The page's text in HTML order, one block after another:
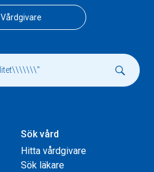
Vårdgivare
Sök vård
Hitta vårdgivare
Sök läkare